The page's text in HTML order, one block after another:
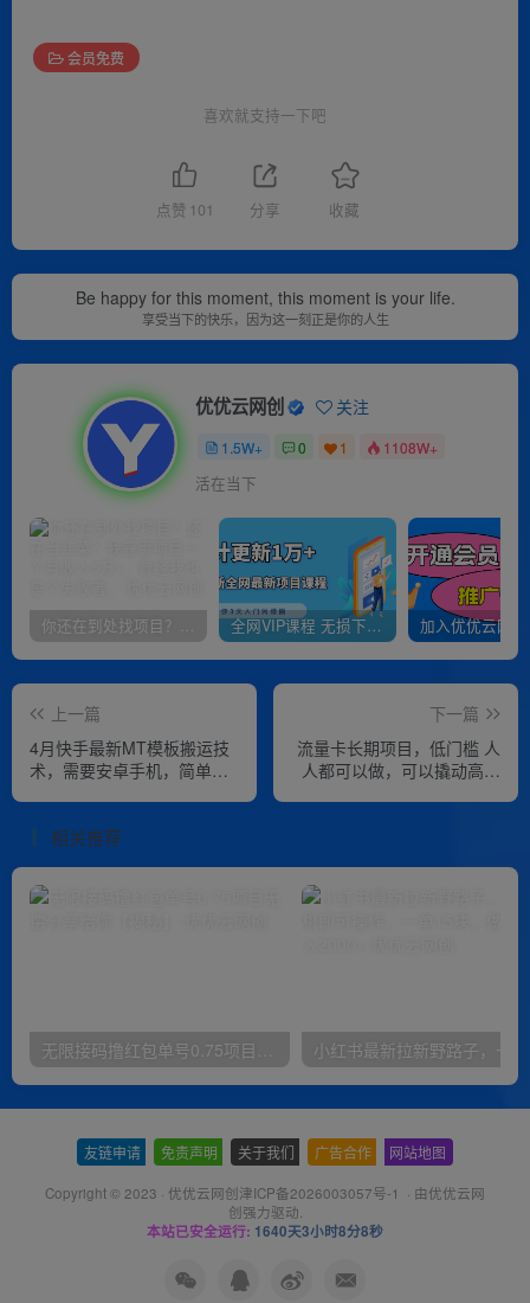
会员免费
喜欢就支持一下吧
点赞 101 分享 收藏
Be happy for this moment, this moment is your life.
享受当下的快乐，因为这一刻正是你的人生
优优云网创 关注
1.5W+ 0 1 1108W+
活在当下
你还在到处找项目？还在当韭菜？我靠卖项目一个月收入5万+，曾经我也是个失败者。 全网VIP课程 无损下载~
上一篇
4月快手最新MT模板搬运技
术，需要安卓手机，简单操
下一篇
流量卡长期项目，低门槛 人
人都可以做，可以撬动高收
相关推荐
无限接码撸红包单号0.75项目无偿分享给你【揭秘】
友链申请 免责声明 关于我们 广告合作 网站地图
Copyright © 2023 · 优优云网创津ICP备2026003057号-1 · 由优优云网
创强力驱动.
本站已安全运行: 1640天3小时8分8秒